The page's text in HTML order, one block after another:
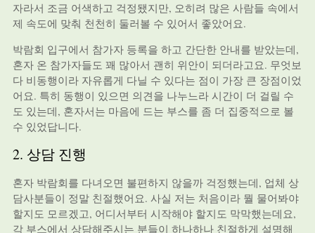
자라서 조금 어색하고 걱정됐지만, 오히려 많은 사람들 속에서
제 속도에 맞춰 천천히 둘러볼 수 있어서 좋았어요.
박람회 입구에서 참가자 등록을 하고 간단한 안내를 받았는데,
혼자 온 참가자들도 꽤 많아서 괜히 위안이 되더라고요. 무엇보
다 비동행이라 자유롭게 다닐 수 있다는 점이 가장 큰 장점이었
어요. 특히 동행이 있으면 의견을 나누느라 시간이 더 걸릴 수
도 있는데, 혼자서는 마음에 드는 부스를 좀 더 집중적으로 볼
수 있었답니다.
2. 상담 진행
혼자 박람회를 다녀오면 불편하지 않을까 걱정했는데, 업체 상
담사분들이 정말 친절했어요. 사실 저는 처음이라 뭘 물어봐야
할지도 모르겠고, 어디서부터 시작해야 할지도 막막했는데요,
각 부스에서 상담해주시는 분들이 하나하나 친절하게 설명해